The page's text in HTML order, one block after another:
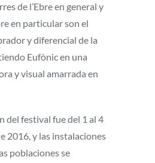
de l’Ebre en general y
en particular son el
y diferencial de la
Eufònic en una
y visual amarrada en
del festival fue del 1 al 4
2016, y las instalaciones
poblaciones se